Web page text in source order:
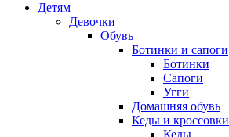
Детям
Девочки
Обувь
Ботинки и сапоги
Ботинки
Сапоги
Угги
Домашняя обувь
Кеды и кроссовки
Кеды